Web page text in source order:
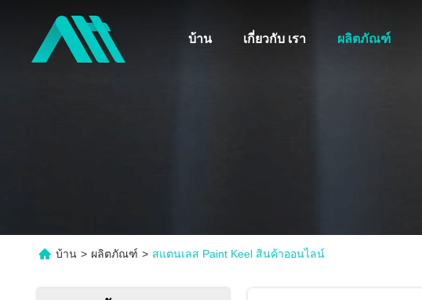
บ้าน เกี่ยวกับ เรา ผลิตภัณฑ์
บ้าน > ผลิตภัณฑ์ > สแตนเลส Paint Keel สินค้าออนไลน์